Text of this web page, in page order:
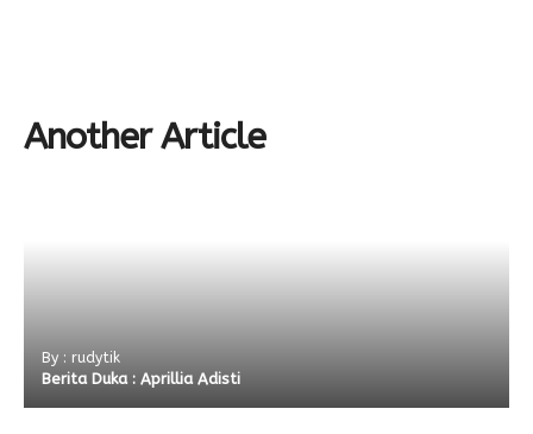
Another Article
By : rudytik
Berita Duka : Aprillia Adisti